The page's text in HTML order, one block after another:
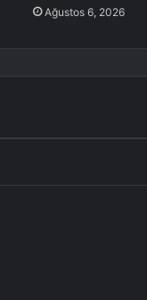
Ağustos 6, 2026